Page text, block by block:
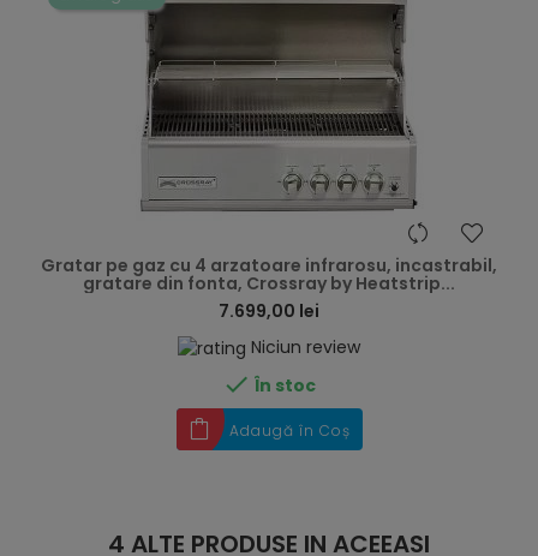
Gratar pe gaz cu 4 arzatoare infrarosu, incastrabil,
gratare din fonta, Crossray by Heatstrip...
7.699,00 lei
Niciun review
 În stoc
Adaugă în Coș
4 ALTE PRODUSE IN ACEEASI